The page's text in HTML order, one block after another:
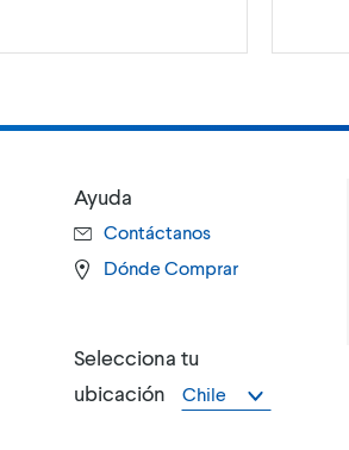
Ayuda
Contáctanos
Dónde Comprar
Selecciona tu
ubicación
Chile